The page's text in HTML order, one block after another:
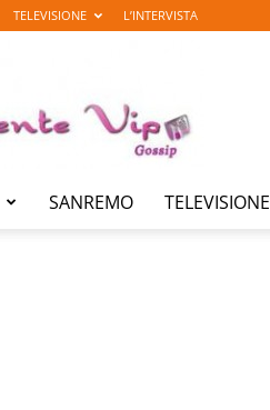
TELEVISIONE L’INTERVISTA
SANREMO TELEVISIONE